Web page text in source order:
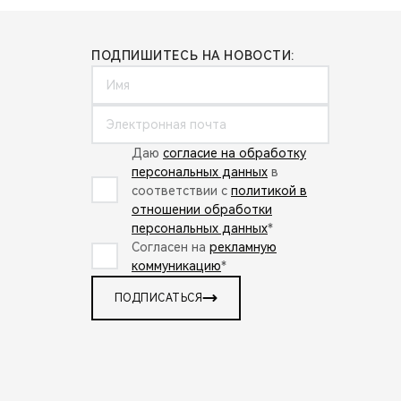
ПОДПИШИТЕСЬ НА НОВОСТИ:
Даю согласие на обработку
персональных данных в
соответствии с политикой в
отношении обработки
персональных данных*
Согласен на рекламную
коммуникацию*
ПОДПИСАТЬСЯ